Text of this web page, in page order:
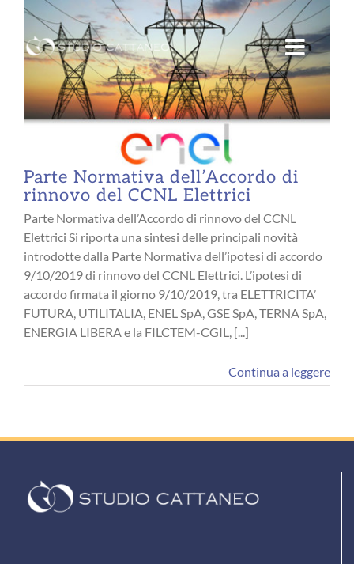
Salta
contenuto
Parte Normativa dell’Accordo di
rinnovo del CCNL Elettrici
Parte Normativa dell’Accordo di rinnovo del CCNL
Elettrici Si riporta una sintesi delle principali novità
introdotte dalla Parte Normativa dell’ipotesi di accordo
9/10/2019 di rinnovo del CCNL Elettrici. L’ipotesi di
accordo firmata il giorno 9/10/2019, tra ELETTRICITA’
FUTURA, UTILITALIA, ENEL SpA, GSE SpA, TERNA SpA,
ENERGIA LIBERA e la FILCTEM-CGIL, [...]
Continua a leggere